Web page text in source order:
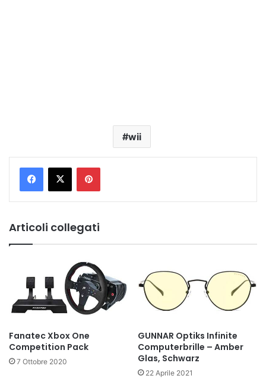
wii
Pinterest
Articoli collegati
Fanatec Xbox One
Competition Pack
7 Ottobre 2020
GUNNAR Optiks Infinite
Computerbrille – Amber
Glas, Schwarz
22 Aprile 2021